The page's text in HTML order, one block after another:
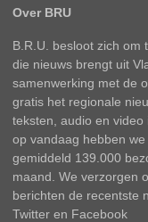
Over BRU
B.R.U. besloot zich om
die nieuws brengt uit
samenwerking met de
gratis het regionale
teksten, audio en
op vandaag hebben
gemiddeld 139.000
maand. We verzorgen
berichten de recentste
Twitter en Facebook